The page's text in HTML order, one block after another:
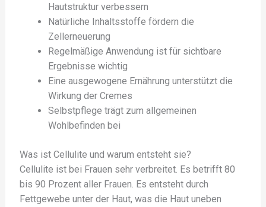
Hautstruktur verbessern
Natürliche Inhaltsstoffe fördern die
Zellerneuerung
Regelmäßige Anwendung ist für sichtbare
Ergebnisse wichtig
Eine ausgewogene Ernährung unterstützt die
Wirkung der Cremes
Selbstpflege trägt zum allgemeinen
Wohlbefinden bei
Was ist Cellulite und warum entsteht sie?
Cellulite ist bei Frauen sehr verbreitet. Es betrifft 80
bis 90 Prozent aller Frauen. Es entsteht durch
Fettgewebe unter der Haut, was die Haut uneben